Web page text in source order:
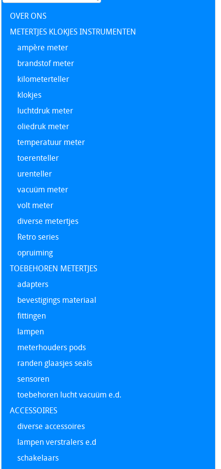
OVER ONS
METERTJES KLOKJES INSTRUMENTEN
ampère meter
brandstof meter
kilometerteller
klokjes
luchtdruk meter
oliedruk meter
temperatuur meter
toerenteller
urenteller
vacuüm meter
volt meter
diverse metertjes
Retro series
opruiming
TOEBEHOREN METERTJES
adapters
bevestigings materiaal
fittingen
lampen
meterhouders pods
randen glaasjes seals
sensoren
toebehoren lucht vacuüm e.d.
ACCESSOIRES
diverse accessoires
lampen verstralers e.d
schakelaars